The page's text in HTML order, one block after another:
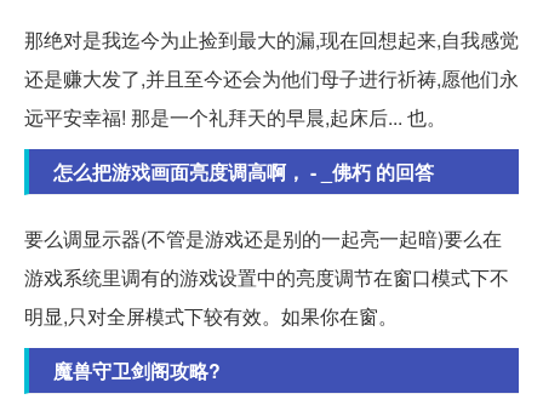
那绝对是我迄今为止捡到最大的漏,现在回想起来,自我感觉
还是赚大发了,并且至今还会为他们母子进行祈祷,愿他们永
远平安幸福! 那是一个礼拜天的早晨,起床后... 也。
怎么把游戏画面亮度调高啊， - _佛朽 的回答
要么调显示器(不管是游戏还是别的一起亮一起暗)要么在
游戏系统里调有的游戏设置中的亮度调节在窗口模式下不
明显,只对全屏模式下较有效。如果你在窗。
魔兽守卫剑阁攻略?